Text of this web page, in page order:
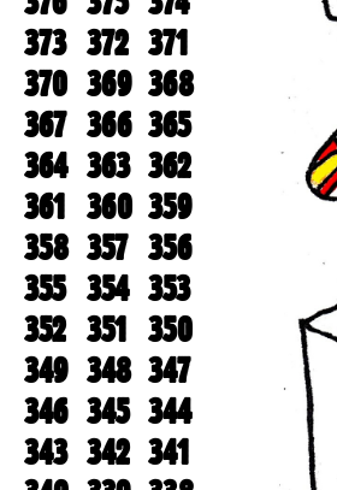
373 372 371
370 369 368
367 366 365
364 363 362
361 360 359
358 357 356
355 354 353
352 351 350
349 348 347
346 345 344
343 342 341